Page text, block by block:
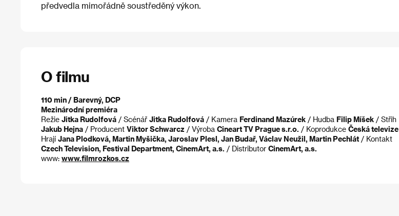
předvedla mimořádně soustředěný výkon.
O filmu
110 min / Barevný, DCP
Mezinárodní premiéra
Režie Jitka Rudolfová / Scénář Jitka Rudolfová / Kamera Ferdinand Mazúrek / Hudba Filip Míšek / Střih
Jakub Hejna / Producent Viktor Schwarcz / Výroba Cineart TV Prague s.r.o. / Koprodukce Česká televize
Hrají Jana Plodková, Martin Myšička, Jaroslav Plesl, Jan Budař, Václav Neužil, Martin Pechlát / Kontakt
Czech Television, Festival Department, CinemArt, a.s. / Distributor CinemArt, a.s.
www: www.filmrozkos.cz